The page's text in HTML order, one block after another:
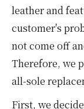
leather and
customer's
not come off
Therefore, we
all-sole
First, we